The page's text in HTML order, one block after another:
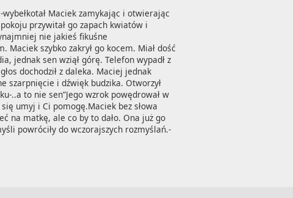
Maciek zamykając i otwierając
przywitał go zapach kwiatów i
nie jakieś fikuśne
Maciek szybko zakrył go kocem. Miał dość
jednak sen wziął górę. Telefon wypadł z
dochodził z daleka. Maciej jednak
szarpnięcie i dźwięk budzika. Otworzył
..a to nie sen”Jego wzrok powędrował w
umyj i Ci pomogę.Maciek bez słowa
na matkę, ale co by to dało. Ona już go
powróciły do wczorajszych rozmyślań.-